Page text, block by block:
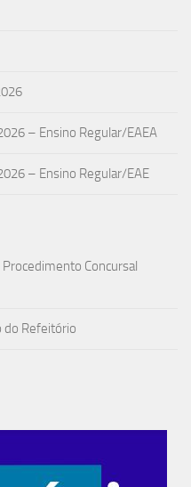
– Ensino Regular/EAEA
– Ensino Regular/EAE
Procedimento Concursal
do Refeitório